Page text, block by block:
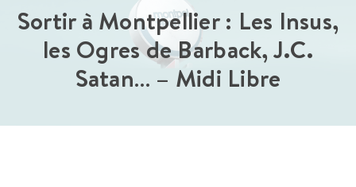
Sortir à Montpellier : Les Insus,
les Ogres de Barback, J.C.
Satan… – Midi Libre